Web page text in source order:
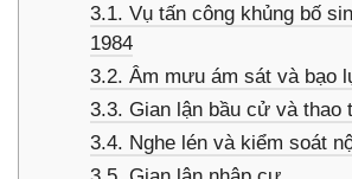
3.1. Vụ tấn công khủng bố
1984
3.2. Âm mưu ám sát và bạo
3.3. Gian lận bầu cử và thao
3.4. Nghe lén và kiểm soát